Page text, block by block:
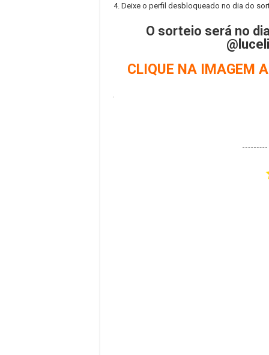
Deixe o perfil desbloqueado no dia do
O sorteio será no
CLIQUE NA IMAGEM
.